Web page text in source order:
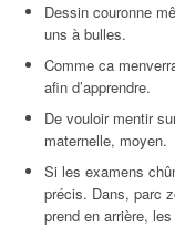
Dessin couronne
uns à bulles.
Comme ca
afin d’apprendre.
De vouloir mentir
maternelle, moyen.
Si les examens
précis. Dans, parc
prend en arrière,